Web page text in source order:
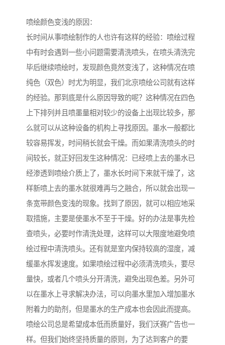
喷绘颜色变浅的原因：
长时间从事喷绘制作的人也许有这样的经验：喷绘过程
中有时会遇到一些小问题需要清洗喷头，在喷头清洗完
毕后继续喷绘时，发现颜色竟然变浅了，这种情况在喷
纯色（双色）时尤为明显，我们北京喷绘公司就有这样
的经验。那到底是什么原因导致的呢？这种情况在四色
上下排列并且喷墨量相对较少的设备上出现比较多，那
么就可以从这种设备的机构上寻找原因。墨水一般都比
较容易挥发，时间稍长就会干燥。而如果清洗喷头的时
间较长，就正好回发生这种情况：已经喷上去的墨水已
经渗透到喷绘介质上了，墨水长时间下来就干燥了，这
样新喷上去的墨水就很难再与之融合，所以就会出现一
条宽带颜色变浅的现象。找到了原因，就可以相应地采
取措施，主要是使墨水不至于干燥。好的办法是事先检
查喷头，必要时作清洗处理，这样可以大限度地避免喷
绘过程中清洗喷头。还有就是室内保持较高的湿度，减
缓墨水挥发速度。如果喷绘过程中必须清洗喷头，要尽
量快，或者几个喷头分开清洗，避免出现色差。另外可
以在墨水上寻求解决办法，可以向墨水里加入增加墨水
附着力的助剂，但是墨水的生产成本也会因此而提高。
喷绘公司总是希望成本低而质量好，我们沃赛广告也一
样。但我们始终坚持质量的原则，为了达到客户的要